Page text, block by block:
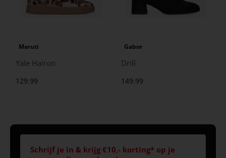
Maruti
Yale Hairon
129.99
Gabor
Drill
149.99
Schrijf je in & krijg €10,- korting* op je